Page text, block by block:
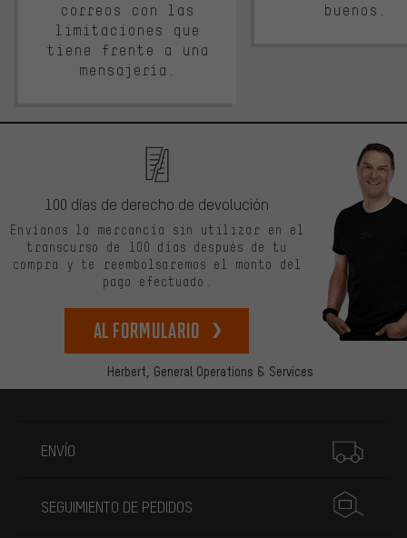
correos con las
limitaciones que
tiene frente a una
mensajería.
buenos.
Herbert, General Operations & Services
100 días de derecho de devolución
Envíanos la mercancía sin utilizar en el
transcurso de 100 días después de tu
compra y te reembolsaremos el monto del
pago efectuado.
Al formulario
ENVÍO
SEGUIMIENTO DE PEDIDOS